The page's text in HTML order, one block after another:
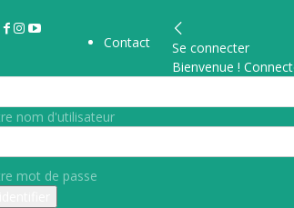
Contact
Se connecter
Bienvenue !
nom d'utilisateur
mot de passe